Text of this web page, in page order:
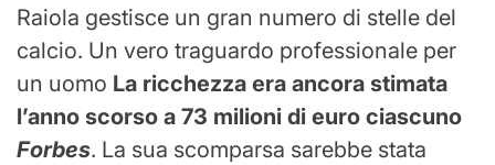
Raiola gestisce un gran numero di stelle del
calcio. Un vero traguardo professionale per
un uomo La ricchezza era ancora stimata
l’anno scorso a 73 milioni di euro ciascuno
Forbes. La sua scomparsa sarebbe stata